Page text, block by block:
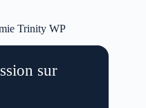
Trinity WP
sur